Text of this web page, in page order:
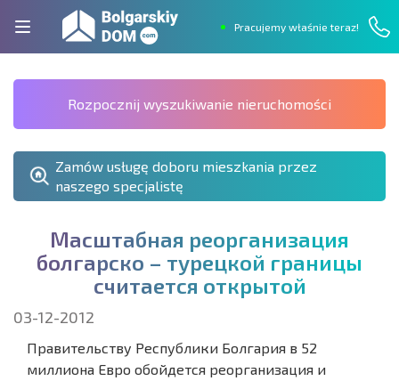
Pracujemy właśnie teraz!
Rozpocznij wyszukiwanie nieruchomości
Zamów usługę doboru mieszkania przez
naszego specjalistę
Масштабная реорганизация
болгарско – турецкой границы
считается открытой
03-12-2012
Правительству Республики Болгария в 52
миллиона Евро обойдется реорганизация и